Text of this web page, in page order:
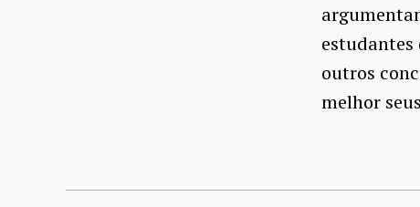
estudantes
outros
melhor